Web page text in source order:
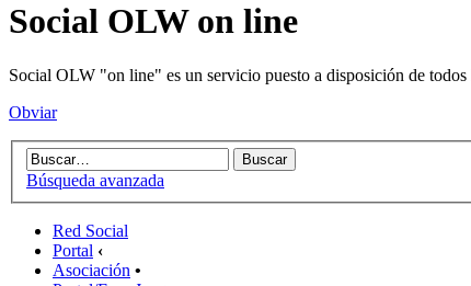
Social OLW on line
Social OLW "on line" es un servicio puesto a disposición de todos
Obviar
Búsqueda avanzada
Red Social
Portal ‹
Asociación •